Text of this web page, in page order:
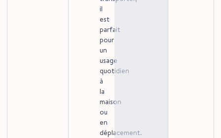
il
est
parfait
pour
un
usage
quotidien
à
la
maison
ou
en
déplacement.